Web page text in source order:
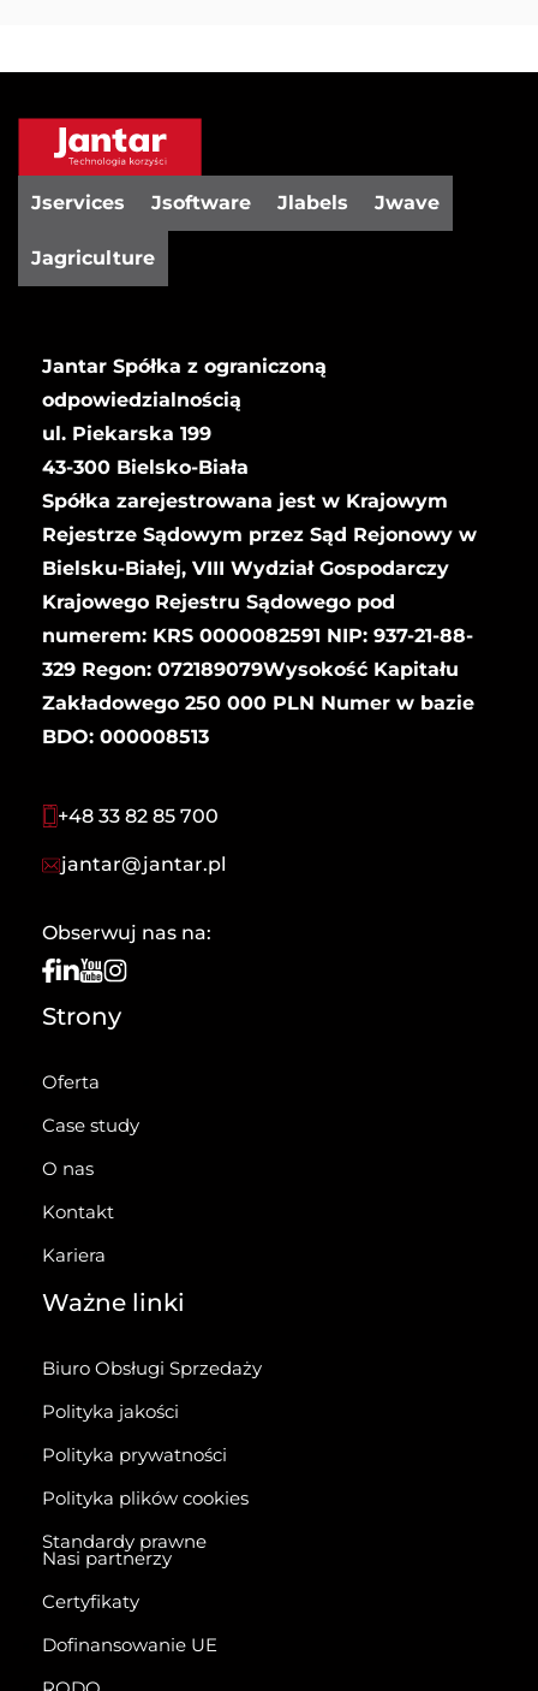
Jservices Jsoftware Jlabels Jwave
Jagriculture
Jantar Spółka z ograniczoną
odpowiedzialnością
ul. Piekarska 199
43-300 Bielsko-Biała
Spółka zarejestrowana jest w Krajowym
Rejestrze Sądowym przez Sąd Rejonowy w
Bielsku-Białej, VIII Wydział Gospodarczy
Krajowego Rejestru Sądowego pod
numerem: KRS 0000082591 NIP: 937-21-88-
329 Regon: 072189079Wysokość Kapitału
Zakładowego 250 000 PLN Numer w bazie
BDO: 000008513
+48 33 82 85 700
jantar@jantar.pl
Obserwuj nas na:
Strony
Oferta
Case study
O nas
Kontakt
Kariera
Ważne linki
Biuro Obsługi Sprzedaży
Polityka jakości
Polityka prywatności
Polityka plików cookies
Standardy prawne
Nasi partnerzy
Certyfikaty
Dofinansowanie UE